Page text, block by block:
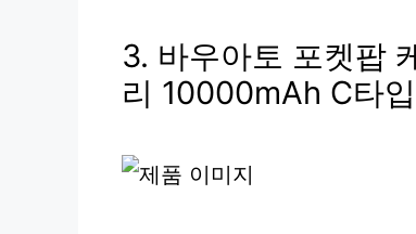
3. 바우아토 포켓팝
리 10000mAh C타입